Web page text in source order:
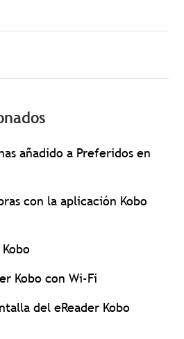
añadido a Preferidos en
con la aplicación Kobo
Kobo con Wi-Fi
del eReader Kobo